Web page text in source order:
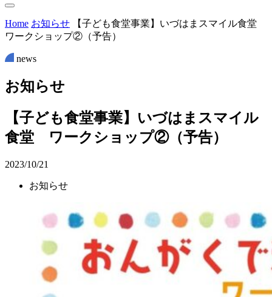
Home お知らせ
【子ども食堂事業】いづはまスマイル食堂
ワークショップ②（予告）
news
お知らせ
【子ども食堂事業】いづはまスマイル
食堂 ワークショップ②（予告）
2023/10/21
お知らせ